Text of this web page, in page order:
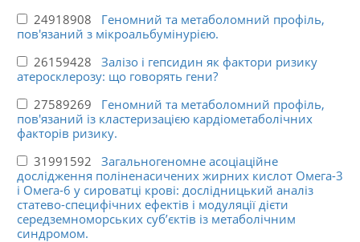
24918908 Геномний та метаболомний профіль,
пов'язаний з мікроальбумінурією.
26159428 Залізо і гепсидин як фактори ризику
атеросклерозу: що говорять гени?
27589269 Геномний та метаболомний профіль,
пов'язаний із кластеризацією кардіометаболічних
факторів ризику.
31991592 Загальногеномне асоціаційне
дослідження поліненасичених жирних кислот Омега-3
і Омега-6 у сироватці крові: дослідницький аналіз
статево-специфічних ефектів і модуляції дієти
середземноморських суб’єктів із метаболічним
синдромом.